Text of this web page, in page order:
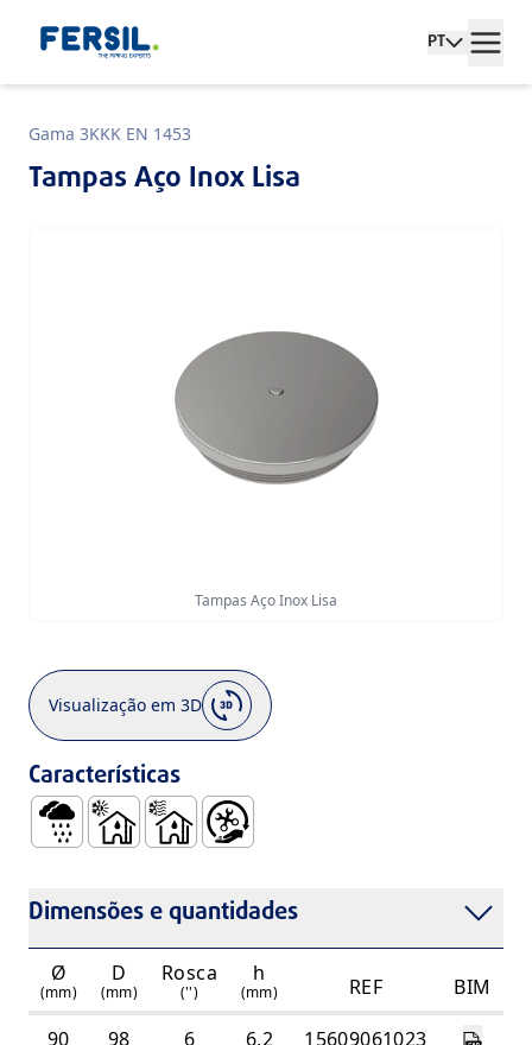
PT
Gama 3KKK EN 1453
Tampas Aço Inox Lisa
Tampas Aço Inox Lisa
Visualização em 3D
Características
Dimensões e quantidades
Ø
(mm)
D
(mm)
Rosca
('')
h
(mm) REF
BIM
90
98 6 6,2
15609061023